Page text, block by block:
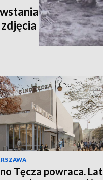
Tęcza powraca.